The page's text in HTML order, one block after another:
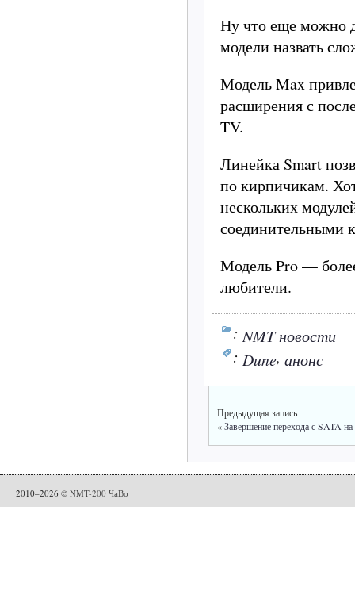
Ну что еще можно
модели назвать
Модель Max
расширения с
TV.
Линейка Smart
по кирпичикам.
нескольких
соединительными
Модель Pro —
любители.
: NMT новости
: Dune, анонс
Предыдущая запись
«Завершение перехода с SATA
2010–2026 © NMT-200 ЧаВо